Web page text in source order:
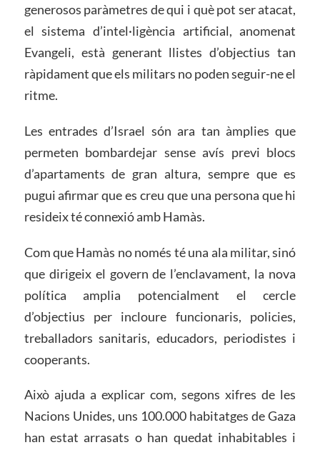
generosos paràmetres de qui i què pot ser atacat,
el sistema d’intel·ligència artificial, anomenat
Evangeli, està generant llistes d’objectius tan
ràpidament que els militars no poden seguir-ne el
ritme.
Les entrades d’Israel són ara tan àmplies que
permeten bombardejar sense avís previ blocs
d’apartaments de gran altura, sempre que es
pugui afirmar que es creu que una persona que hi
resideix té connexió amb Hamàs.
Com que Hamàs no només té una ala militar, sinó
que dirigeix el govern de l’enclavament, la nova
política amplia potencialment el cercle
d’objectius per incloure funcionaris, policies,
treballadors sanitaris, educadors, periodistes i
cooperants.
Això ajuda a explicar com, segons xifres de les
Nacions Unides, uns 100.000 habitatges de Gaza
han estat arrasats o han quedat inhabitables i